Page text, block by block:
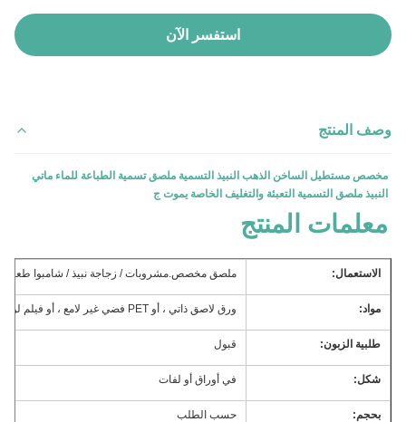
استفسر الآن
وصف المنتج
النبيذ ملصق التسمية التعبئة والتغليف الخاصة يموت ج
معلمات المنتج
الاستعمال: ملصق مخصص.مشروبات / زجاجة نبيذ / شامبوا طعام
مواد: ورق لاصق ذاتي ، أو PET فضي غير لامع ، أو فيلم لؤلؤي ، أو ورق فني ، أو ليزر عادي BOPP ، أو كما هو مطلوب
طلبية الزبون: قبول
شكل: في أوراق أو لفات
بحجم: حسب الطلب